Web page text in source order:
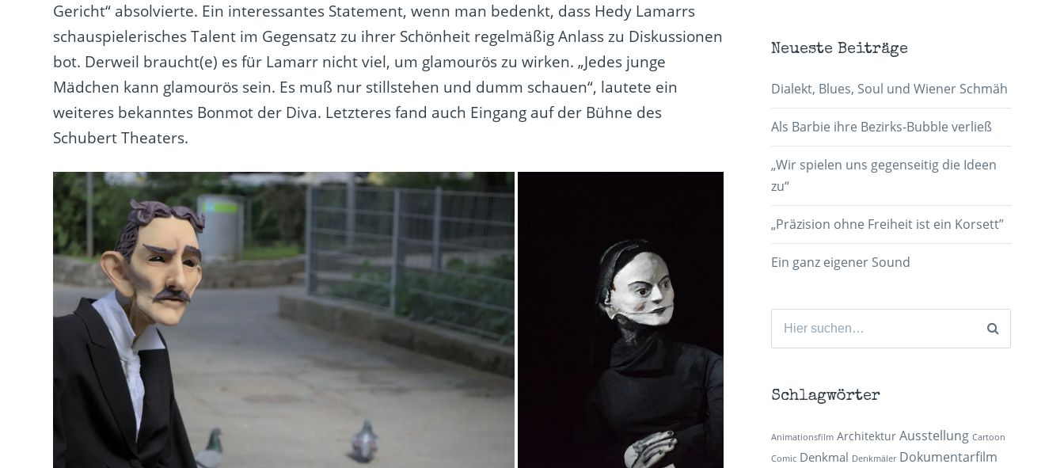
Gericht“ absolvierte. Ein interessantes Statement, wenn man bedenkt, dass Hedy Lamarrs
schauspielerisches Talent im Gegensatz zu ihrer Schönheit regelmäßig Anlass zu Diskussionen
bot. Derweil braucht(e) es für Lamarr nicht viel, um glamourös zu wirken. „Jedes junge
Mädchen kann glamourös sein. Es muß nur stillstehen und dumm schauen“, lautete ein
weiteres bekanntes Bonmot der Diva. Letzteres fand auch Eingang auf der Bühne des
Schubert Theaters.
Neueste Beiträge
Dialekt, Blues, Soul und Wiener Schmäh
Als Barbie ihre Bezirks-Bubble verließ
„Wir spielen uns gegenseitig die Ideen
zu“
„Präzision ohne Freiheit ist ein Korsett”
Ein ganz eigener Sound
Suchen
Schlagwörter
Animationsfilm Architektur Ausstellung Cartoon
Comic Denkmal Denkmäler Dokumentarfilm